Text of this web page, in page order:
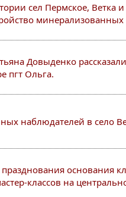
сел Пермское, Ветка и
минерализованных
Довыденко
пгт Ольга.
наблюдателей в село
основания
классов на